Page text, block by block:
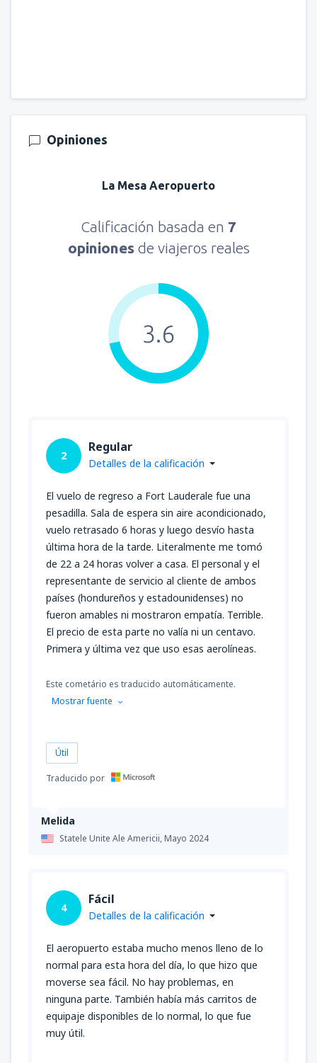
Opiniones
La Mesa Aeropuerto
Calificación basada en 7
opiniones de viajeros reales
3.6
Melida
Statele Unite Ale Americii,Mayo 2024
2
Regular
Detalles de la calificación
El vuelo de regreso a Fort Lauderale fue una
pesadilla. Sala de espera sin aire acondicionado,
vuelo retrasado 6 horas y luego desvío hasta
última hora de la tarde. Literalmente me tomó
de 22 a 24 horas volver a casa. El personal y el
representante de servicio al cliente de ambos
países (hondureños y estadounidenses) no
fueron amables ni mostraron empatía. Terrible.
El precio de esta parte no valía ni un centavo.
Primera y última vez que uso esas aerolíneas.
Este cometário es traducido automáticamente.
Mostrar fuente
Útil
Traducido por
4
Fácil
Detalles de la calificación
El aeropuerto estaba mucho menos lleno de lo
normal para esta hora del día, lo que hizo que
moverse sea fácil. No hay problemas, en
ninguna parte. También había más carritos de
equipaje disponibles de lo normal, lo que fue
muy útil.